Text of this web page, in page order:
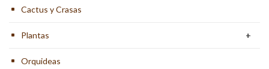
Cactus y Crasas
Plantas +
Orquideas